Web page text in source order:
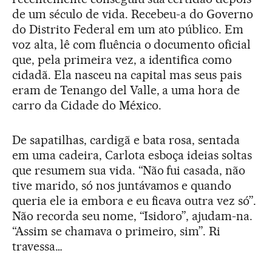
de um século de vida. Recebeu-a do Governo
do Distrito Federal em um ato público. Em
voz alta, lê com fluência o documento oficial
que, pela primeira vez, a identifica como
cidadã. Ela nasceu na capital mas seus pais
eram de Tenango del Valle, a uma hora de
carro da Cidade do México.
De sapatilhas, cardigã e bata rosa, sentada
em uma cadeira, Carlota esboça ideias soltas
que resumem sua vida. “Não fui casada, não
tive marido, só nos juntávamos e quando
queria ele ia embora e eu ficava outra vez só”.
Não recorda seu nome, “Isidoro”, ajudam-na.
“Assim se chamava o primeiro, sim”. Ri
travessa…